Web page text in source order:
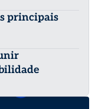
principais